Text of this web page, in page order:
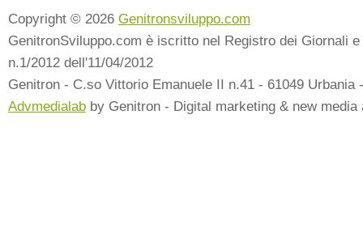
Copyright © 2026 Genitronsviluppo.com
GenitronSviluppo.com è iscritto nel Registro dei Giornali
n.1/2012 dell'11/04/2012
Genitron - C.so Vittorio Emanuele II n.41 - 61049 Urbania
Advmedialab by Genitron - Digital marketing & new media